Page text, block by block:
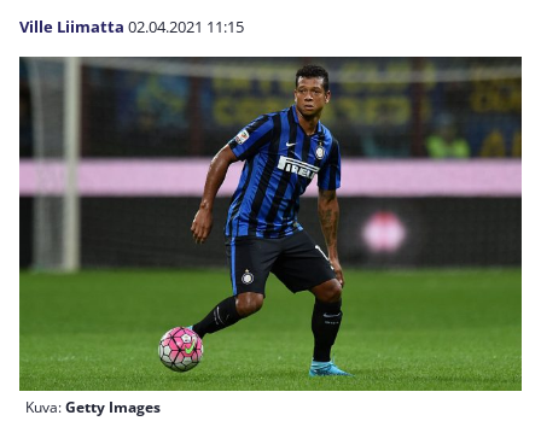
Ville Liimatta 02.04.2021 11:15
Kuva:Getty Images